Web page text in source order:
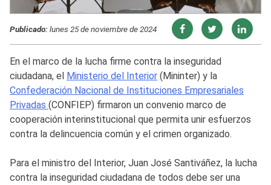
Publicado:lunes 25 de noviembre de 2024
En el marco de la lucha firme contra la inseguridad
ciudadana, el Ministerio del Interior (Mininter) y la
Confederación Nacional de Instituciones Empresariales
Privadas (CONFIEP) firmaron un convenio marco de
cooperación interinstitucional que permita unir esfuerzos
contra la delincuencia común y el crimen organizado.
Para el ministro del Interior, Juan José Santiváñez, la lucha
contra la inseguridad ciudadana de todos debe ser una